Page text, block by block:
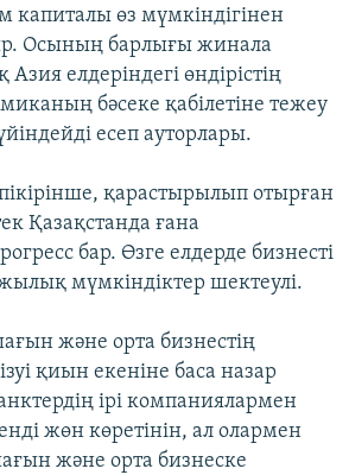
капиталы өз мүмкіндігінен
Осының барлығы жинала
елдеріндегі өндірістің
бәсеке қабілетіне тежеу
есеп ауторлары.
қарастырылып отырған
Қазақстанда ғана
бар. Өзге елдерде бизнесті
мүмкіндіктер шектеулі.
және орта бизнестің
қиын екеніне баса назар
ірі компаниялармен
жөн көретінін, ал олармен
және орта бизнеске